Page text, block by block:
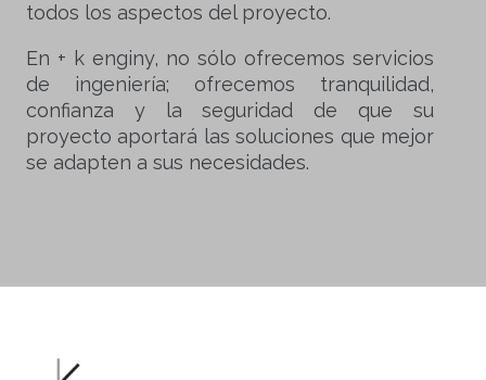
todos los aspectos del proyecto.
En + k enginy, no sólo ofrecemos servicios
de ingeniería; ofrecemos tranquilidad,
confianza y la seguridad de que su
proyecto aportará las soluciones que mejor
se adapten a sus necesidades.